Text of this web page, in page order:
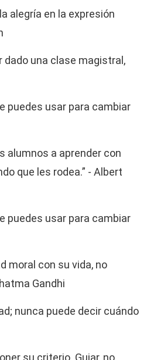
alegría en la expresión
dado una clase magistral,
puedes usar para cambiar
alumnos a aprender con
que les rodea.” - Albert
puedes usar para cambiar
moral con su vida, no
Gandhi
nunca puede decir cuándo
su criterio. Guiar, no